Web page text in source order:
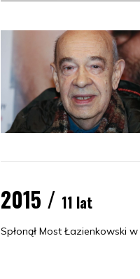
2015 / 11 lat
Spłonął Most Łazienkowski